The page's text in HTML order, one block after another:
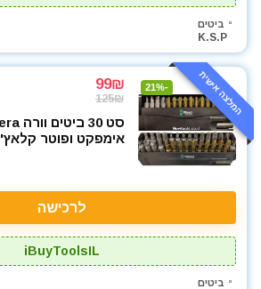
ביטים
K.S.P
המלצה אישית -21%
99₪
125₪
אימפקט ופוטר קלאץ'
לרכישה
iBuyToolsIL
ביטים